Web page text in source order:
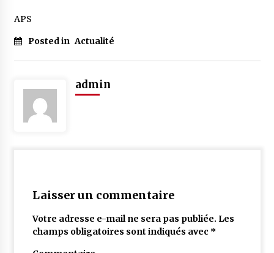
APS
Posted in Actualité
admin
Laisser un commentaire
Votre adresse e-mail ne sera pas publiée. Les
champs obligatoires sont indiqués avec *